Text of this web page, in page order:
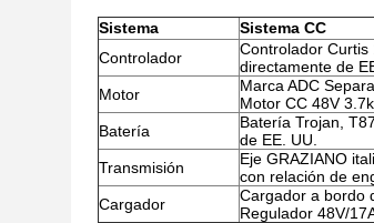
Sistema Sistema CC
Controlador
Controlador
directamente de
Motor
Marca ADC
Motor CC 48V
Batería
Batería Trojan,
de EE. UU.
Transmisión
Eje GRAZIANO
con relación de
Cargador
Cargador a bordo
Regulador 48V/